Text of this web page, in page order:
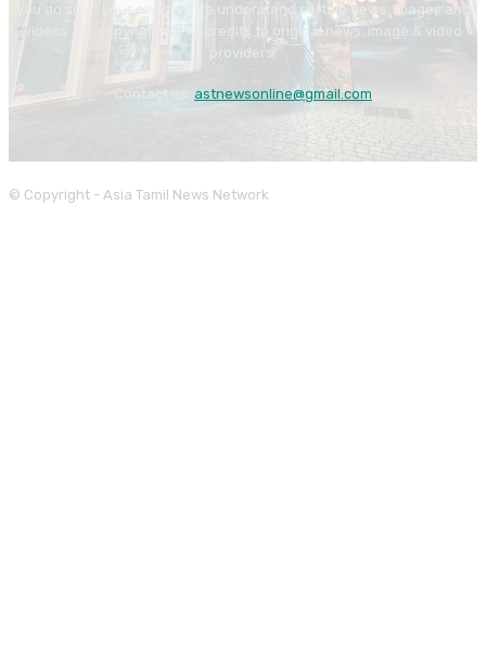
you do so at your own risk We understand certain news. images and
videos are copyrighted. All credits to original news, image & video
providers.
astnewsonline@gmail.com
© Copyright - Asia Tamil News Network